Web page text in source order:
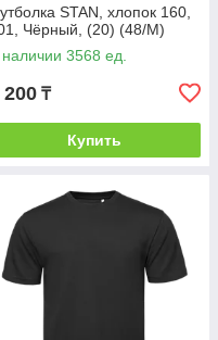
STAN, хлопок 160,
Чёрный, (20) (48/M)
3568 ед.
200 ₸
Купить